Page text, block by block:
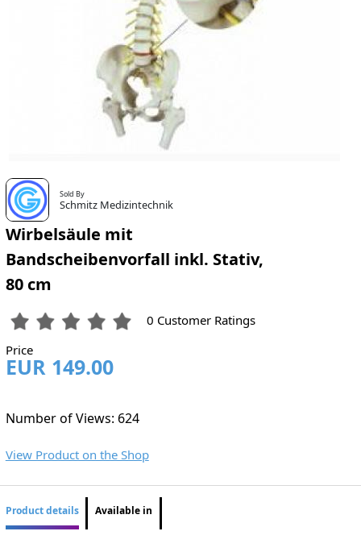
Sold By
Schmitz Medizintechnik
Wirbelsäule mit
Bandscheibenvorfall inkl. Stativ,
80 cm
0 Customer Ratings
Price
EUR 149.00
Number of Views: 624
View Product on the Shop
Product details Available in